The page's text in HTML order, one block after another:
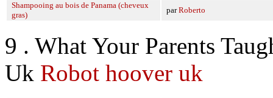
Shampooing au bois de Panama (cheveux
gras)
parRoberto
9 . What Your Parents
Uk Robot hoover uk